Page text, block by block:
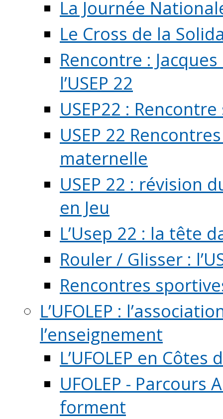
La Journée
Le Cross de la
Rencontre :
l’USEP 22
USEP22 :
USEP 22
maternelle
USEP 22 : révision
en Jeu
L’Usep 22 : la tête
Rouler / Glisser :
Rencontres
L’UFOLEP :
l’enseignement
L’UFOLEP en Côtes
UFOLEP -
forment